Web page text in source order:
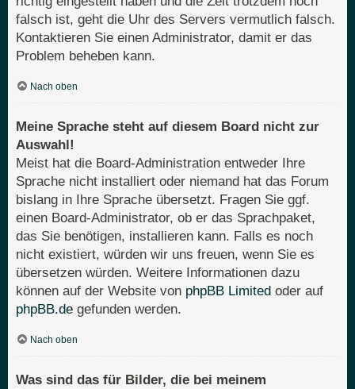
falsch ist, geht die Uhr des Servers vermutlich falsch.
Kontaktieren Sie einen Administrator, damit er das
Problem beheben kann.
Nach oben
Meine Sprache steht auf diesem Board nicht zur
Auswahl!
Meist hat die Board-Administration entweder Ihre
Sprache nicht installiert oder niemand hat das Forum
bislang in Ihre Sprache übersetzt. Fragen Sie ggf.
einen Board-Administrator, ob er das Sprachpaket,
das Sie benötigen, installieren kann. Falls es noch
nicht existiert, würden wir uns freuen, wenn Sie es
übersetzen würden. Weitere Informationen dazu
können auf der Website von phpBB Limited oder auf
phpBB.de gefunden werden.
Nach oben
Was sind das für Bilder, die bei meinem